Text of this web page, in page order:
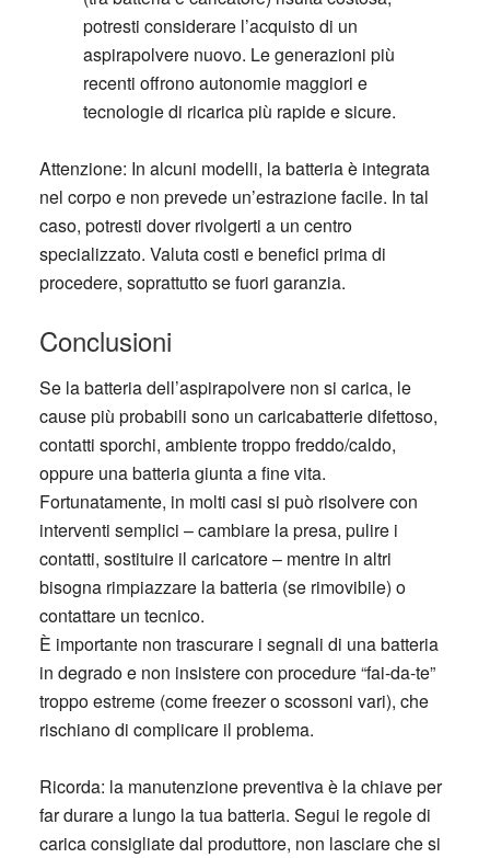
potresti considerare l’acquisto di un
aspirapolvere nuovo. Le generazioni più
recenti offrono autonomie maggiori e
tecnologie di ricarica più rapide e sicure.
Attenzione: In alcuni modelli, la batteria è integrata
nel corpo e non prevede un’estrazione facile. In tal
caso, potresti dover rivolgerti a un centro
specializzato. Valuta costi e benefici prima di
procedere, soprattutto se fuori garanzia.
Conclusioni
Se labatteria dell’aspirapolvere non si carica, le
cause più probabili sono un caricabatterie difettoso,
contatti sporchi, ambiente troppo freddo/caldo,
oppure una batteria giunta a fine vita.
Fortunatamente, in molti casi si può risolvere con
interventi semplici – cambiare la presa, pulire i
contatti, sostituire il caricatore – mentre in altri
bisogna rimpiazzare la batteria (se rimovibile) o
contattare un tecnico.
È importante non trascurare i segnali di una batteria
in degrado e non insistere con procedure “fai-da-te”
troppo estreme (come freezer o scossoni vari), che
rischiano di complicare il problema.
Ricorda: la manutenzione preventiva è la chiave per
far durare a lungo la tua batteria. Segui le regole di
carica consigliate dal produttore, non lasciare che si